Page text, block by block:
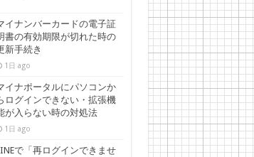
イナンバーカードの電子証
書の有効期限が切れた時の
新手続き
1日 ago
イナポータルにパソコンか
ログインできない・拡張機
が入らない時の対処法
1日 ago
で「再ログインできませ